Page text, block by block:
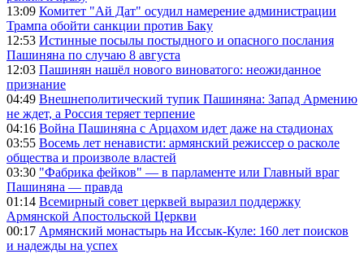
13:09 Комитет "Ай Дат" осудил намерение администрации
Трампа обойти санкции против Баку
12:53 Истинные посылы постыдного и опасного послания
Пашиняна по случаю 8 августа
12:03 Пашинян нашёл нового виноватого: неожиданное
признание
04:49 Внешнеполитический тупик Пашиняна: Запад Армению
не ждет, а Россия теряет терпение
04:16 Война Пашиняна с Арцахом идет даже на стадионах
03:55 Восемь лет ненависти: армянский режиссер о расколе
общества и произволе властей
03:30 "Фабрика фейков" — в парламенте или Главный враг
Пашиняна — правда
01:14 Всемирный совет церквей выразил поддержку
Армянской Апостольской Церкви
00:17 Армянский монастырь на Иссык-Куле: 160 лет поисков
и надежды на успех